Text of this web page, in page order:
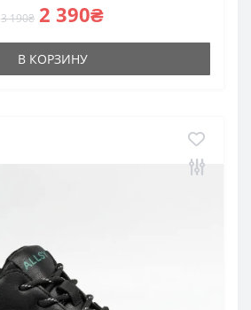
3 190₴ 2 390₴
В КОРЗИНУ